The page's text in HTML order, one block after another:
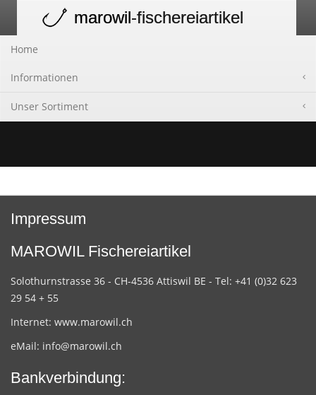
navigation
marowil-fischereiartikel
Home
Informationen
Unser Sortiment
Impressum
MAROWIL Fischereiartikel
Solothurnstrasse 36 - CH-4536 Attiswil BE - Tel: +41 (0)32 623
29 54 + 55
Internet: www.marowil.ch
eMail: info@marowil.ch
Bankverbindung: